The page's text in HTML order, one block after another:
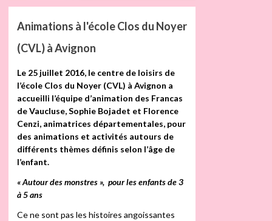
Animations à l'école Clos du Noyer
(CVL) à Avignon
Le 25 juillet 2016, le centre de loisirs de
l’école Clos du Noyer (CVL) à Avignon a
accueilli l’équipe d’animation des Francas
de Vaucluse, Sophie Bojadet et Florence
Cenzi, animatrices départementales, pour
des animations et activités autours de
différents thèmes définis selon l’âge de
l’enfant.
« Autour des monstres », pour les enfants de 3
à 5 ans
Ce ne sont pas les histoires angoissantes